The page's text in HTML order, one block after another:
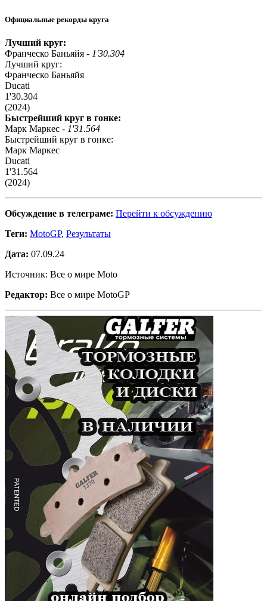
Официальные рекорды круга
Лучший круг:
Франческо Баньяйя - 1'30.304
Лучший круг:
Франческо Баньяйя
Ducati
1'30.304
(2024)
Быстрейший круг в гонке:
Марк Маркес - 1'31.564
Быстрейший круг в гонке:
Марк Маркес
Ducati
1'31.564
(2024)
Обсуждение в телеграме: Перейти к обсуждению
Теги: MotoGP, Результаты
Дата: 07.09.24
Источник: Все о мире Moto
Редактор: Все о мире MotoGP